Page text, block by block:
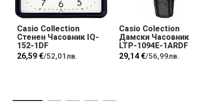
Casio Collection
Стенен Часовник IQ-
152-1DF
26,59 €/52,01лв.
Casio Colection
Дамски Часовник
LTP-1094E-1ARDF
29,14 €/56,99лв.